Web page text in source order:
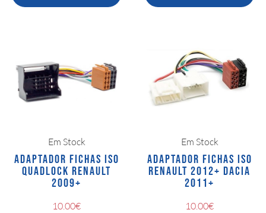
Em Stock
ADAPTADOR FICHAS ISO
QUADLOCK RENAULT
2009+
10.00€
Em Stock
ADAPTADOR FICHAS ISO
RENAULT 2012+ DACIA
2011+
10.00€